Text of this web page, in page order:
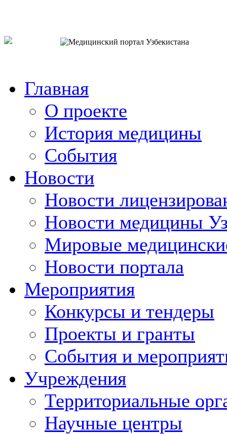
Главная
О проекте
История медицины
События
Новости
Новости
Новости медицины
Мировые
Новости портала
Мероприятия
Конкурсы и тендеры
Проекты и гранты
События и
Учреждения
Территориальные
Научные центры